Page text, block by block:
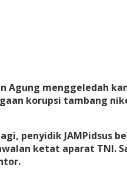
Agung menggeledah
korupsi tambang
penyidik JAMPidsus
ketat aparat TNI.